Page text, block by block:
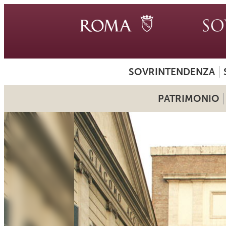
SOVRINTENDENZA
PATRIMONIO